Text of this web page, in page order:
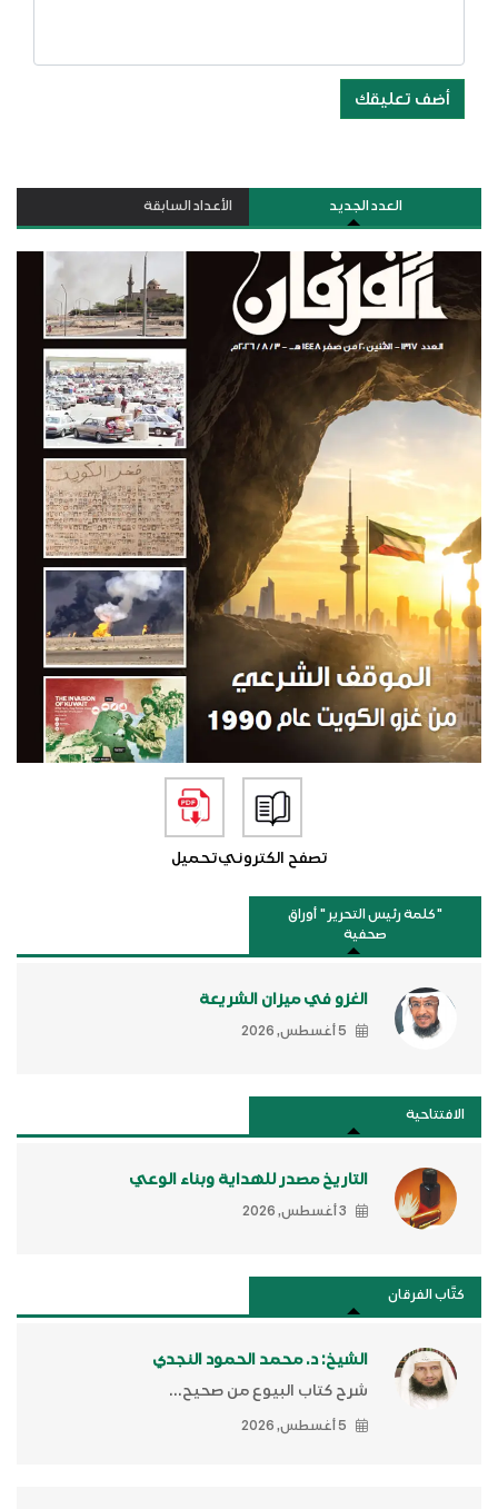
أضف تعليقك
العدد الجديد الأعداد السابقة
تصفح الكترونيتحميل
"كلمة رئيس التحرير " أوراق
صحفية
الغزو في ميزان الشريعة
5 أغسطس, 2026
الافتتاحية
التاريخ مصدر للهداية وبناء الوعي
3 أغسطس, 2026
كتَّاب الفرقان
الشيخ: د. محمد الحمود النجدي
شرح كتاب البيوع من صحيح...
5 أغسطس, 2026